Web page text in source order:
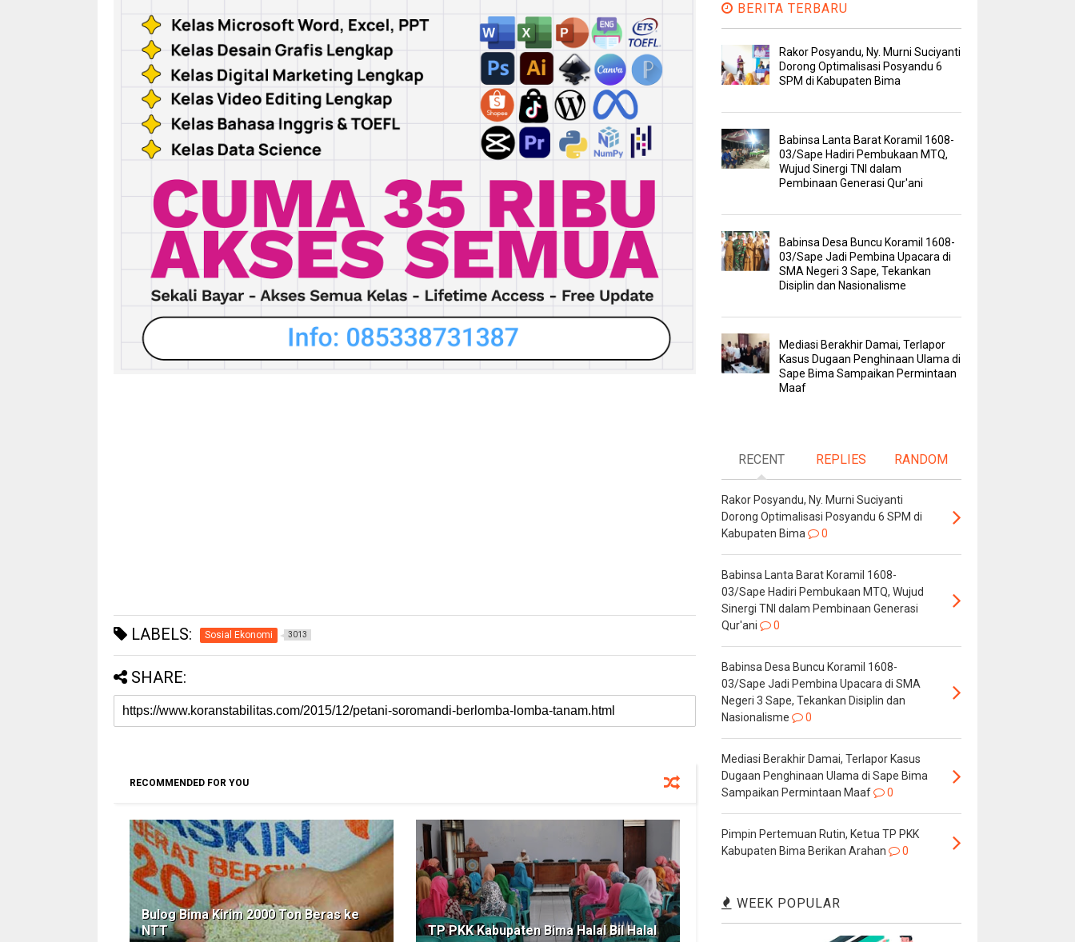
LABELS: Sosial Ekonomi 3013
SHARE:
RECOMMENDED FOR YOU
Bulog Bima Kirim 2000 Ton Beras ke
NTT
TP PKK Kabupaten Bima Halal Bil Halal
BERITA TERBARU
Rakor Posyandu, Ny. Murni Suciyanti
Dorong Optimalisasi Posyandu 6
SPM di Kabupaten Bima
Babinsa Lanta Barat Koramil 1608-
03/Sape Hadiri Pembukaan MTQ,
Wujud Sinergi TNI dalam
Pembinaan Generasi Qur'ani
Babinsa Desa Buncu Koramil 1608-
03/Sape Jadi Pembina Upacara di
SMA Negeri 3 Sape, Tekankan
Disiplin dan Nasionalisme
Mediasi Berakhir Damai, Terlapor
Kasus Dugaan Penghinaan Ulama di
Sape Bima Sampaikan Permintaan
Maaf
RECENT REPLIES RANDOM
Rakor Posyandu, Ny. Murni Suciyanti
Dorong Optimalisasi Posyandu 6 SPM di
Kabupaten Bima
0
Babinsa Lanta Barat Koramil 1608-
03/Sape Hadiri Pembukaan MTQ, Wujud
Sinergi TNI dalam Pembinaan Generasi
Qur'ani
0
Babinsa Desa Buncu Koramil 1608-
03/Sape Jadi Pembina Upacara di SMA
Negeri 3 Sape, Tekankan Disiplin dan
Nasionalisme
0
Mediasi Berakhir Damai, Terlapor Kasus
Dugaan Penghinaan Ulama di Sape Bima
Sampaikan Permintaan Maaf
0
Pimpin Pertemuan Rutin, Ketua TP PKK
Kabupaten Bima Berikan Arahan
0
WEEK POPULAR